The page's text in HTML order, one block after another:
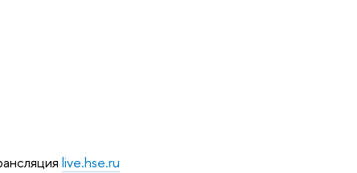
live.hse.ru